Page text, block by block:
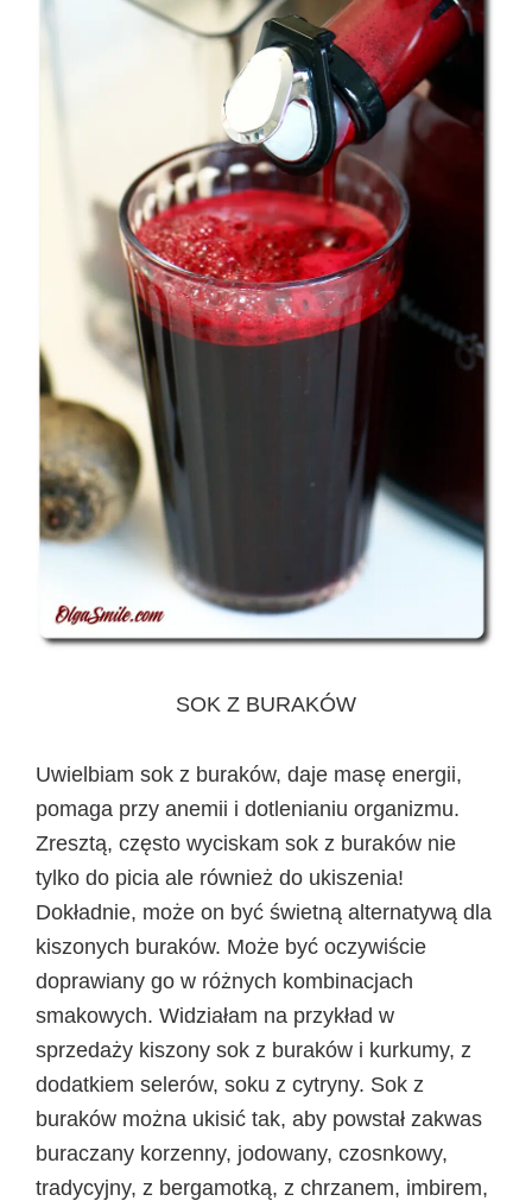
SOK Z BURAKÓW
Uwielbiam sok z buraków, daje masę energii,
pomaga przy anemii i dotlenianiu organizmu.
Zresztą, często wyciskam sok z buraków nie
tylko do picia ale również do ukiszenia!
Dokładnie, może on być świetną alternatywą dla
kiszonych buraków. Może być oczywiście
doprawiany go w różnych kombinacjach
smakowych. Widziałam na przykład w
sprzedaży kiszony sok z buraków i kurkumy, z
dodatkiem selerów, soku z cytryny. Sok z
buraków można ukisić tak, aby powstał zakwas
buraczany korzenny, jodowany, czosnkowy,
tradycyjny, z bergamotką, z chrzanem, imbirem,